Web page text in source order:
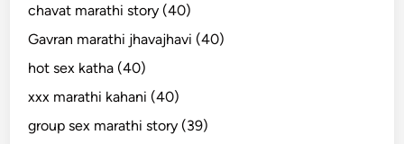
chavat marathi story (40)
Gavran marathi jhavajhavi (40)
hot sex katha (40)
xxx marathi kahani (40)
group sex marathi story (39)